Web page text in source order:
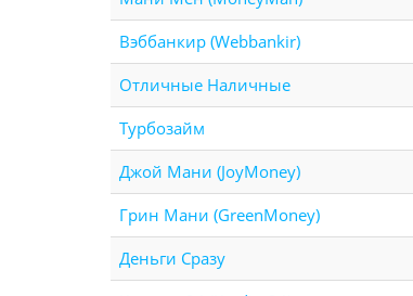
Вэббанкир (Webbankir)
Отличные Наличные
Турбозайм
Джой Мани (JoyMoney)
Грин Мани (GreenMoney)
Деньги Сразу